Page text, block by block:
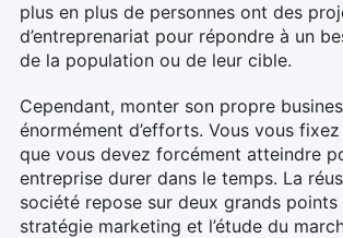
plus en plus de personnes ont des
d’entreprenariat pour répondre à un
de la population ou de leur cible.
Cependant, monter son propre
énormément d’efforts. Vous vous
que vous devez forcément atteindre
entreprise durer dans le temps. La
société repose sur deux grands
stratégie marketing et l’étude du